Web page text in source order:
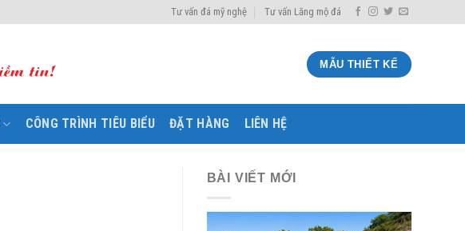
Tư vấn đá mỹ nghệ Tư vấn Lăng mộ đá
MẪU THIẾT KẾ
CÔNG TRÌNH TIÊU BIỂU ĐẶT HÀNG LIÊN HỆ
BÀI VIẾT MỚI